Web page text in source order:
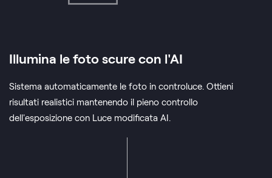
Illumina le foto scure con l'AI
Sistema automaticamente le foto in controluce. Ottieni
risultati realistici mantenendo il pieno controllo
dell'esposizione con Luce modificata AI.